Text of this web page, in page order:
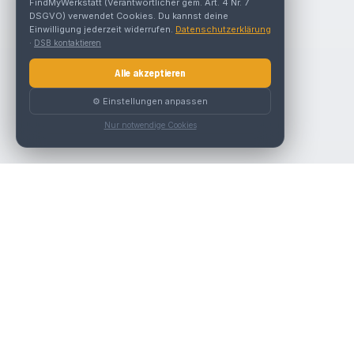
FindMyWerkstatt (Verantwortlicher gem. Art. 4 Nr. 7
DSGVO) verwendet Cookies. Du kannst deine
Einwilligung jederzeit widerrufen. Datenschutzerklärung
· DSB kontaktieren
Alle akzeptieren
⚙️ Einstellungen anpassen
Nur notwendige Cookies